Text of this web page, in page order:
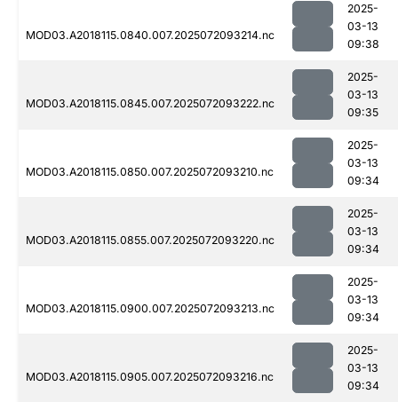
MOD03.A2018115.0840.007.2025072093214.nc
2025-
03-13
09:38
MOD03.A2018115.0845.007.2025072093222.nc
2025-
03-13
09:35
MOD03.A2018115.0850.007.2025072093210.nc
2025-
03-13
09:34
MOD03.A2018115.0855.007.2025072093220.nc
2025-
03-13
09:34
MOD03.A2018115.0900.007.2025072093213.nc
2025-
03-13
09:34
MOD03.A2018115.0905.007.2025072093216.nc
2025-
03-13
09:34